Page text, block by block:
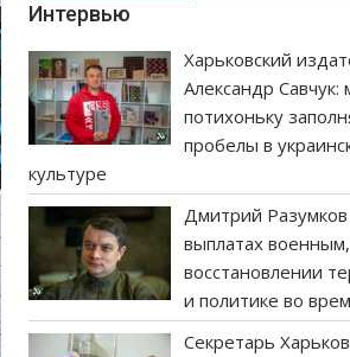
Интервью
Харьковский
Александр Савчук:
потихоньку
пробелы в
культуре
Дмитрий
выплатах военным,
восстановлении
и политике во
Секретарь